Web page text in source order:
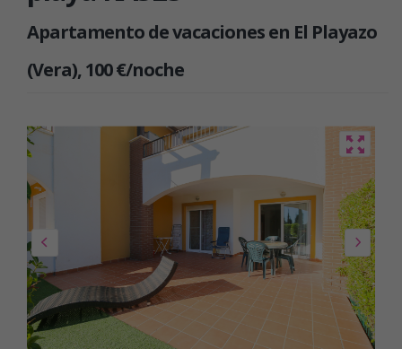
Apartamento de vacaciones en El Playazo
(Vera), 100 €/noche